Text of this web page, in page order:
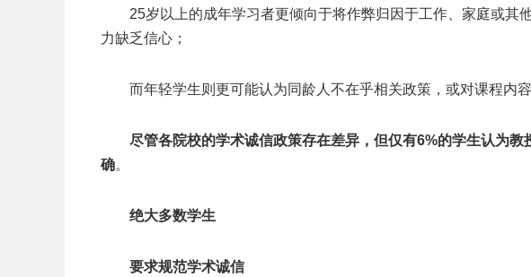
25岁以上的成年学习者更倾向于将作弊归因于工作、家庭或其
力缺乏信心；
而年轻学生则更可能认为同龄人不在乎相关政策，或对课程内容
尽管各院校的学术诚信政策存在差异，但仅有6%的学生认为教
确。
绝大多数学生
要求规范学术诚信